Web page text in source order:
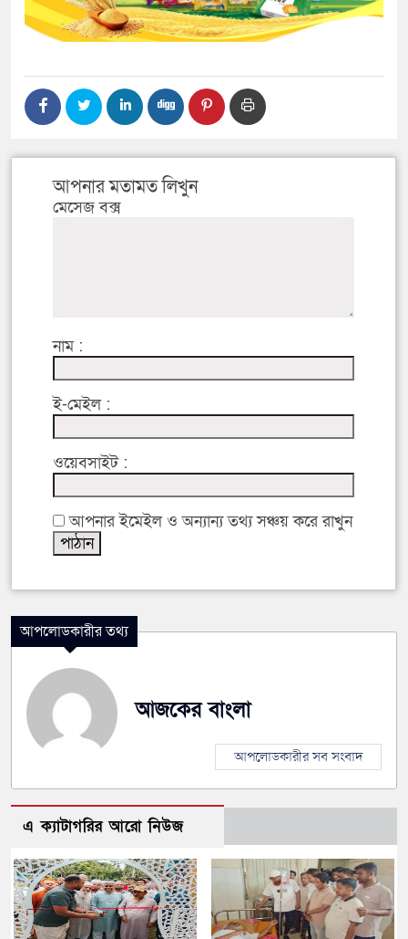
আপনার মতামত লিখুন
মেসেজ বক্স
নাম :
ই-মেইল :
ওয়েবসাইট :
আপনার ইমেইল ও অন্যান্য তথ্য সঞ্চয় করে রাখুন
আপলোডকারীর তথ্য
আজকের বাংলা
আপলোডকারীর সব সংবাদ
এ ক্যাটাগরির আরো নিউজ